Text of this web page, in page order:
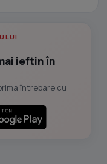
ieftin în
întrebare cu